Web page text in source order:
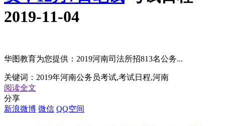
2019-11-04
华图教育为您提供：2019河南司法所招813名公务...
关键词： 2019年河南公务员考试,考试日程,河南
阅读全文
分享
新浪微博 微信 QQ空间